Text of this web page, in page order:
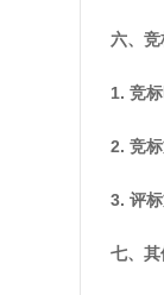
六、
1. 竞标
2. 竞标
3. 评标
七、其